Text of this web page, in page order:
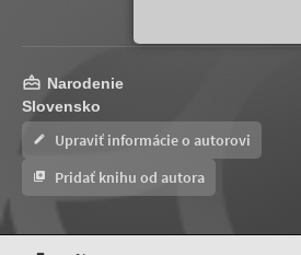
Narodenie
Slovensko
Upraviť informácie o autorovi
Pridať knihu od autora